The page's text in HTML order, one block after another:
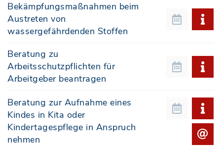
Bekämpfungsmaßnahmen beim
Austreten von
wassergefährdenden Stoffen
Beratung zu
Arbeitsschutzpflichten für
Arbeitgeber beantragen
Beratung zur Aufnahme eines
Kindes in Kita oder
Kindertagespflege in Anspruch
nehmen